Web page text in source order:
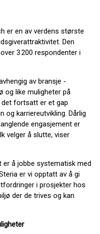
er en av verdens største
Den
3 200 respondenter i
av bransje -
og like muligheter på
det fortsatt er et gap
og karriereutvikling. Dårlig
engasjement er
velger å slutte, viser
er å jobbe systematisk med
er vi opptatt av å gi
i prosjekter hos
der de trives og kan